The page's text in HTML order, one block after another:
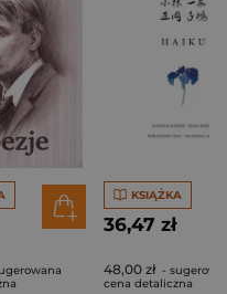
KSIĄŻKA
36,47 zł
48,00 zł -
cena detaliczna